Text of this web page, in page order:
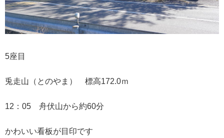
5座目
兎走山（とのやま） 標高172.0ｍ
12：05 舟伏山から約60分
かわいい看板が目印です